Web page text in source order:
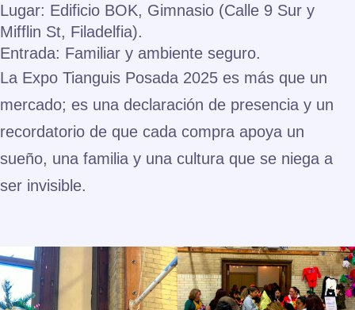
Lugar: Edificio BOK, Gimnasio (Calle 9 Sur y
Mifflin St, Filadelfia).
Entrada: Familiar y ambiente seguro.
La Expo Tianguis Posada 2025 es más que un
mercado; es una declaración de presencia y un
recordatorio de que cada compra apoya un
sueño, una familia y una cultura que se niega a
ser invisible.